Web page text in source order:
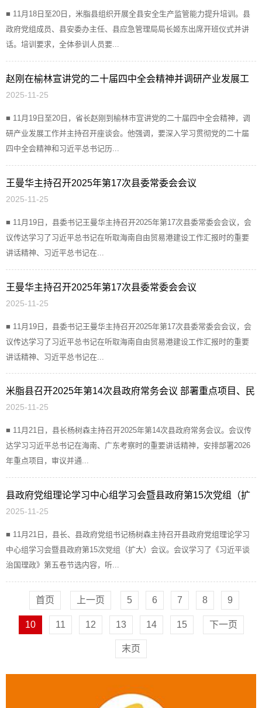
■ 11月18日至20日，米脂县组织开展全县安全生产监管能力提升培训。县
政府党组成员、县安委办主任、县应急管理局局长姬东出席开班仪式并讲
话。培训要求，全体参训人员要...
赵刚在榆林宣讲党的二十届四中全会精神并调研产业发展工
作
2025-11-25
■ 11月19日至20日，省长赵刚到榆林市宣讲党的二十届四中全会精神，调
研产业发展工作并主持召开座谈会。他强调，要深入学习贯彻党的二十届
四中全会精神和习近平总书记历...
王曼华主持召开2025年第17次县委常委会会议
2025-11-25
■ 11月19日，县委书记王曼华主持召开2025年第17次县委常委会会议，会
议传达学习了习近平总书记在听取海南自由贸易港建设工作汇报时的重要
讲话精神、习近平总书记在...
王曼华主持召开2025年第17次县委常委会会议
2025-11-25
■ 11月19日，县委书记王曼华主持召开2025年第17次县委常委会会议，会
议传达学习了习近平总书记在听取海南自由贸易港建设工作汇报时的重要
讲话精神、习近平总书记在...
米脂县召开2025年第14次县政府常务会议 部署重点项目、民
生保障等多项工作
2025-11-25
■ 11月21日，县长杨树森主持召开2025年第14次县政府常务会议。会议传
达学习习近平总书记在海南、广东考察时的重要讲话精神，安排部署2026
年重点项目，审议并通...
县政府党组理论学习中心组学习会暨县政府第15次党组（扩
大）会议召开
2025-11-25
■ 11月21日，县长、县政府党组书记杨树森主持召开县政府党组理论学习
中心组学习会暨县政府第15次党组（扩大）会议。会议学习了《习近平谈
治国理政》第五卷节选内容，听...
首页 上一页 5 6 7 8 9
10 11 12 13 14 15 下一页
末页